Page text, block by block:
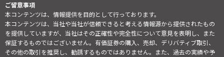
ご留意事項
本コンテンツは、情報提供を目的として行っております。
本コンテンツは、当社や当社が信頼できると考える情報源から提供されたもの
を提供していますが、当社はその正確性や完全性について意見を表明し、また
保証するものではございません。有価証券の購入、売却、デリバティブ取引、
その他の取引を推奨し、勧誘するものではありません。また、過去の実績や予